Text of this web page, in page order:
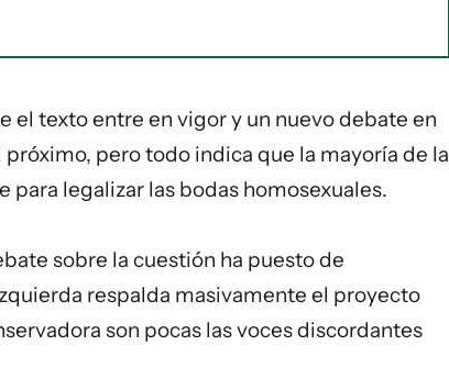
el texto entre en vigor y un nuevo debate en
pero todo indica que la mayoría de la
para legalizar las bodas homosexuales.
sobre la cuestión ha puesto de
respalda masivamente el proyecto
son pocas las voces discordantes